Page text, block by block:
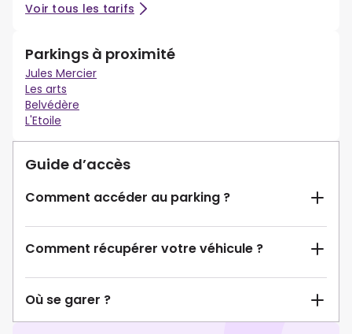
Voir tous les tarifs
Parkings à proximité
Jules Mercier
Les arts
Belvédère
L'Etoile
Guide d’accès
Comment accéder au parking ?
Comment récupérer votre véhicule ?
Où se garer ?